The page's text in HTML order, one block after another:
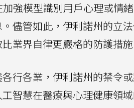
強模型識別用戶心理或情
儘管如此，伊利諾州的立
業界自律更嚴格的防護措施
行各業，伊利諾州的禁令
智慧在醫療與心理健康領